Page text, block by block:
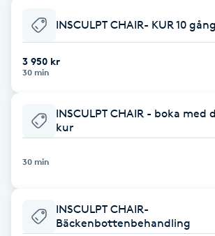
Babylights
Balayage
Barber
Barnklippning
BIAB
INSCULPT CHAIR- KUR 10
3 950 kr
30 min
INSCULPT CHAIR - boka med
kur
30 min
INSCULPT CHAIR-
Bäckenbottenbehandling